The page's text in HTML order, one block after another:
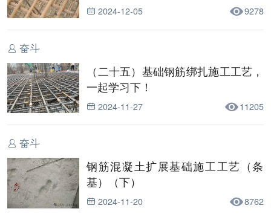
2024-12-05 9278
奋斗
（二十五）基础钢筋绑扎施工工艺，
一起学习下！
2024-11-27 11205
奋斗
钢筋混凝土扩展基础施工工艺（条
基）（下）
2024-11-20 8762